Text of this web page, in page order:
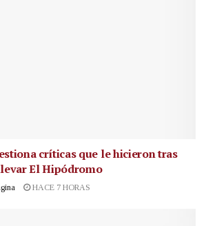
críticas que le hicieron tras
El Hipódromo
HACE 7 HORAS